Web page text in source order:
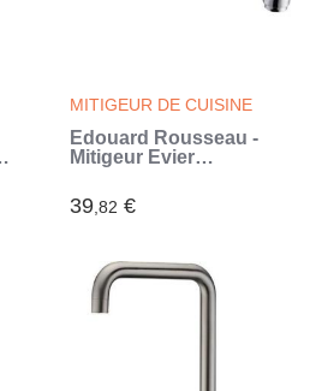
MITIGEUR DE CUISINE
Edouard Rousseau -
Mitigeur Evier
Chromé (Gris)
39,82 €